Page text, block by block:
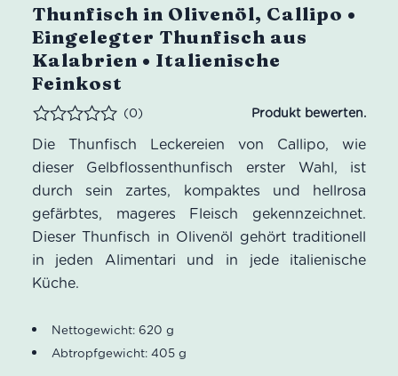
Thunfisch in Olivenöl, Callipo •
Eingelegter Thunfisch aus
Kalabrien • Italienische
Feinkost
Bewertet
(0)
Die Thunfisch Leckereien von Callipo, wie
dieser Gelbflossenthunfisch erster Wahl, ist
durch sein zartes, kompaktes und hellrosa
gefärbtes, mageres Fleisch gekennzeichnet.
Dieser Thunfisch in Olivenöl gehört traditionell
in jeden Alimentari und in jede italienische
Küche.
Nettogewicht: 620 g
Abtropfgewicht: 405 g